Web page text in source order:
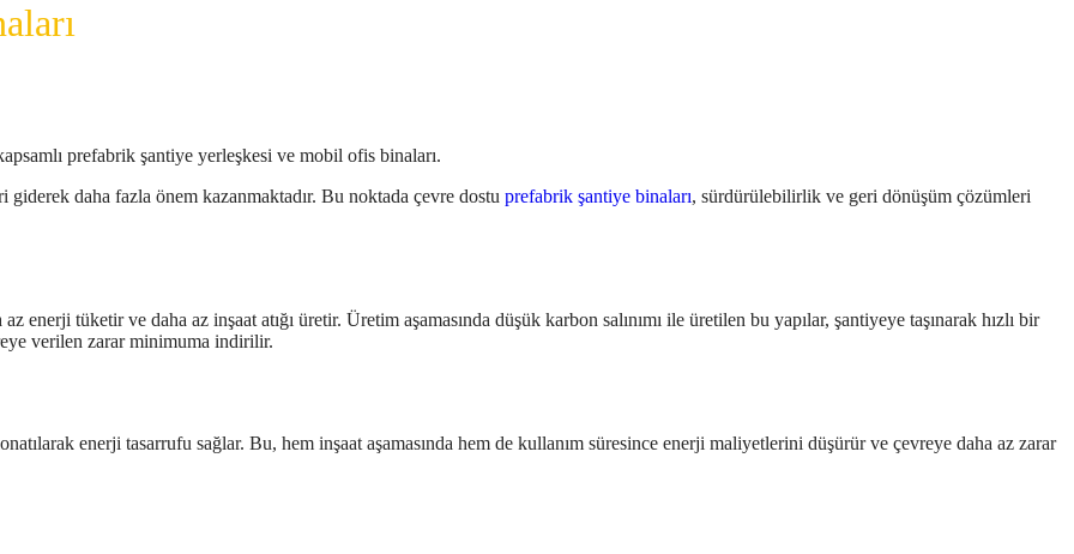
daha fazla önem kazanmaktadır. Bu noktada çevre dostu prefabrik şantiye binaları, sürdürülebilirlik ve geri dönüşüm çözümleri
enerji tüketir ve daha az inşaat atığı üretir. Üretim aşamasında düşük karbon salınımı ile üretilen bu yapılar, şantiyeye taşınarak hızlı bir
verilen zarar minimuma indirilir.
enerji tasarrufu sağlar. Bu, hem inşaat aşamasında hem de kullanım süresince enerji maliyetlerini düşürür ve çevreye daha az zarar